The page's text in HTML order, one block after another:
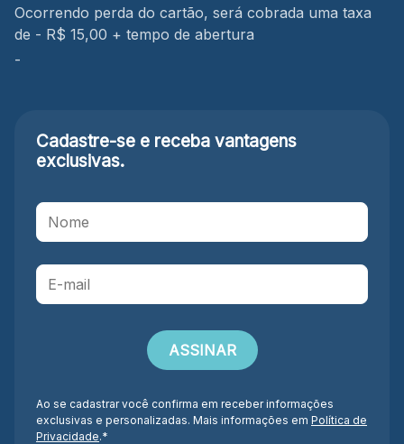
Ocorrendo perda do cartão, será cobrada uma taxa
de - R$ 15,00 + tempo de abertura
-
Cadastre-se e receba vantagens
exclusivas.
Ao se cadastrar você confirma em receber informações
exclusivas e personalizadas. Mais informações em Política de
Privacidade.*